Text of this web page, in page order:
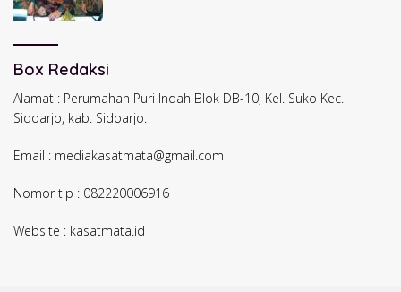
Box Redaksi
Alamat : Perumahan Puri Indah Blok DB-10, Kel. Suko Kec.
Sidoarjo, kab. Sidoarjo.
Email : mediakasatmata@gmail.com
Nomor tlp : 082220006916
Website : kasatmata.id